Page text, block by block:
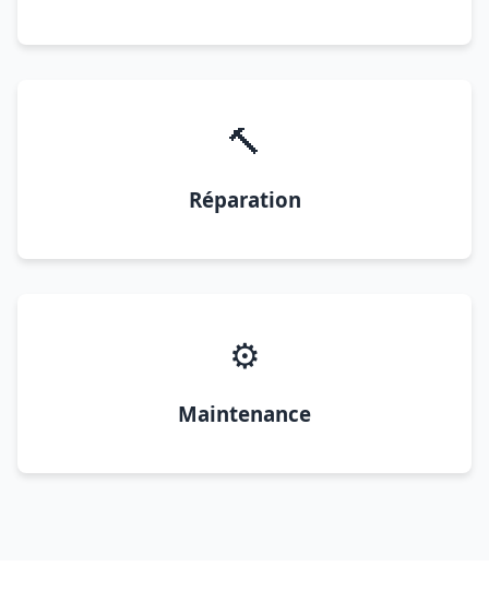
🔨
Réparation
⚙️
Maintenance